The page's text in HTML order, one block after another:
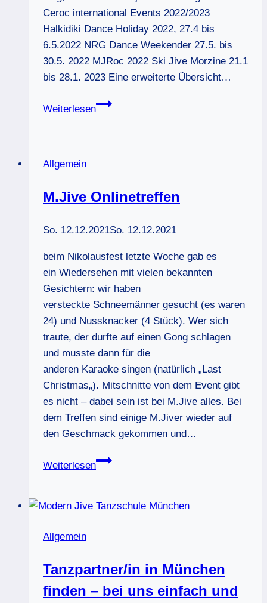
Ceroc international Events 2022/2023
Halkidiki Dance Holiday 2022, 27.4 bis
6.5.2022 NRG Dance Weekender 27.5. bis
30.5. 2022 MJRoc 2022 Ski Jive Morzine 21.1
bis 28.1. 2023 Eine erweiterte Übersicht…
Weiterlesen
Modern
Allgemein
M.Jive Onlinetreffen
So. 12.12.2021So. 12.12.2021
beim Nikolausfest letzte Woche gab es
ein Wiedersehen mit vielen bekannten
Gesichtern: wir haben
versteckte Schneemänner gesucht (es waren
24) und Nussknacker (4 Stück). Wer sich
traute, der durfte auf einen Gong schlagen
und musste dann für die
anderen Karaoke singen (natürlich „Last
Christmas„). Mitschnitte von dem Event gibt
es nicht – dabei sein ist bei M.Jive alles. Bei
dem Treffen sind einige M.Jiver wieder auf
den Geschmack gekommen und…
Weiterlesen
M.Jive
Allgemein
Tanzpartner/in in München
finden – bei uns einfach und